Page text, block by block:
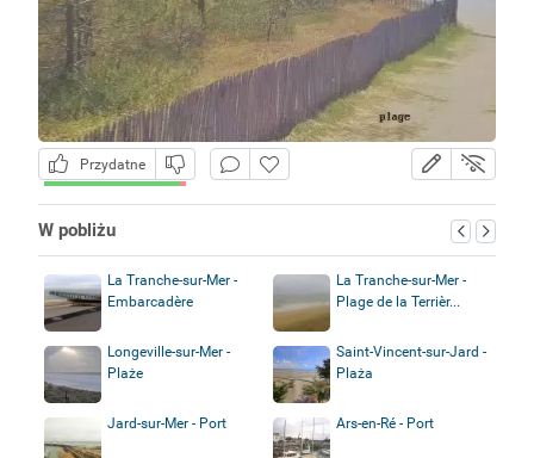
Przydatne
W pobliżu
La Tranche-sur-Mer -
Embarcadère
La Tranche-sur-Mer -
Plage de la Terrièr...
Longeville-sur-Mer -
Plaże
Saint-Vincent-sur-Jard -
Plaża
Jard-sur-Mer - Port Ars-en-Ré - Port